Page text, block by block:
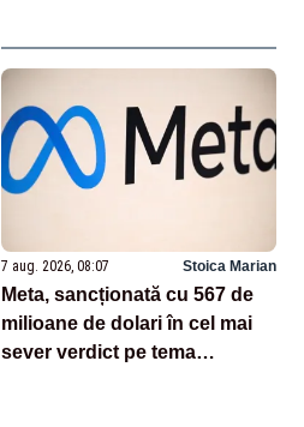
7 aug. 2026, 08:07 Stoica Marian
Meta, sancționată cu 567 de
milioane de dolari în cel mai
sever verdict pe tema